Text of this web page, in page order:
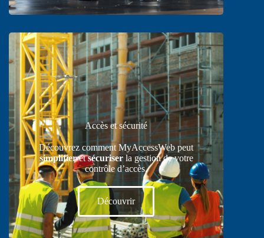
Accès et sécurité
Découvrez comment MyAccessWeb peut
simplifieretsécuriserla gestion de votre
contrôle d’accès.
Découvrir